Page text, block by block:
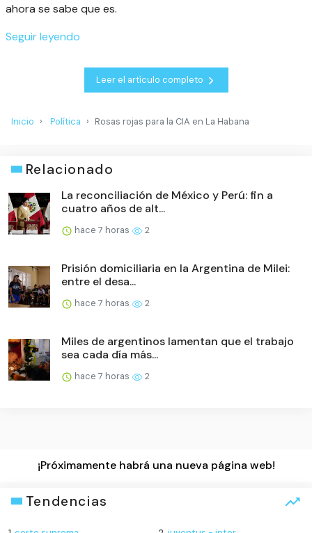
ahora se sabe que es.
Seguir leyendo
Leer el artículo completo
Inicio Política Rosas rojas para la CIA en La Habana
Relacionado
La reconciliación de México y Perú: fin a
cuatro años de alt...
hace 7 horas 2
Prisión domiciliaria en la Argentina de Milei:
entre el desa...
hace 7 horas 2
Miles de argentinos lamentan que el trabajo
sea cada día más...
hace 7 horas 2
¡Próximamente habrá una nueva página web!
Tendencias